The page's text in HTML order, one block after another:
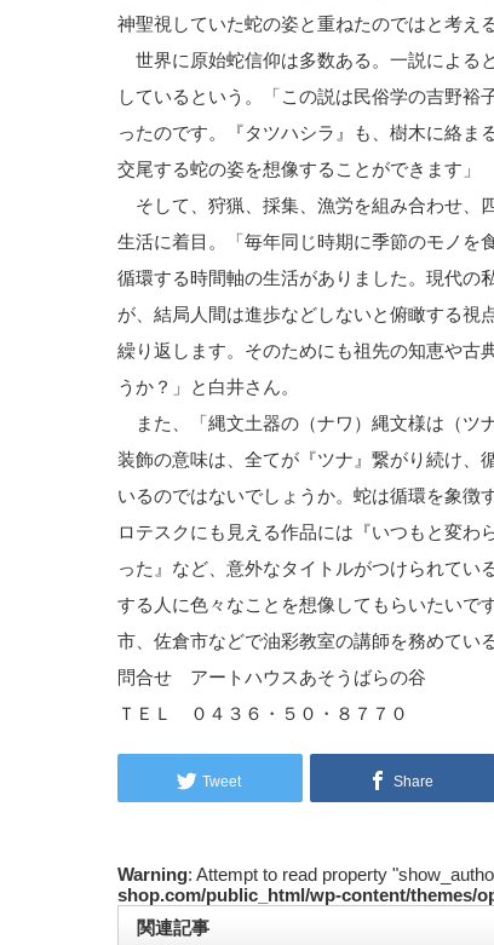
神聖視していた蛇の姿と重ねたのではと考え
世界に原始蛇信仰は多数ある。一説による
しているという。「この説は民俗学の吉野裕
ったのです。『タツハシラ』も、樹木に絡ま
交尾する蛇の姿を想像することができます」
そして、狩猟、採集、漁労を組み合わせ、
生活に着目。「毎年同じ時期に季節のモノを
循環する時間軸の生活がありました。現代の
が、結局人間は進歩などしないと俯瞰する視
繰り返します。そのためにも祖先の知恵や古
うか？」と白井さん。
また、「縄文土器の（ナワ）縄文様は（ツ
装飾の意味は、全てが『ツナ』繋がり続け、
いるのではないでしょうか。蛇は循環を象徴
ロテスクにも見える作品には『いつもと変わ
った』など、意外なタイトルがつけられてい
する人に色々なことを想像してもらいたいで
市、佐倉市などで油彩教室の講師を務めている
問合せ アートハウスあそうばらの谷
ＴＥＬ ０４３６・５０・８７７０
Tweet Share
Warning: Attempt to read property
shop.com/public_html/wp-content/themes/
関連記事